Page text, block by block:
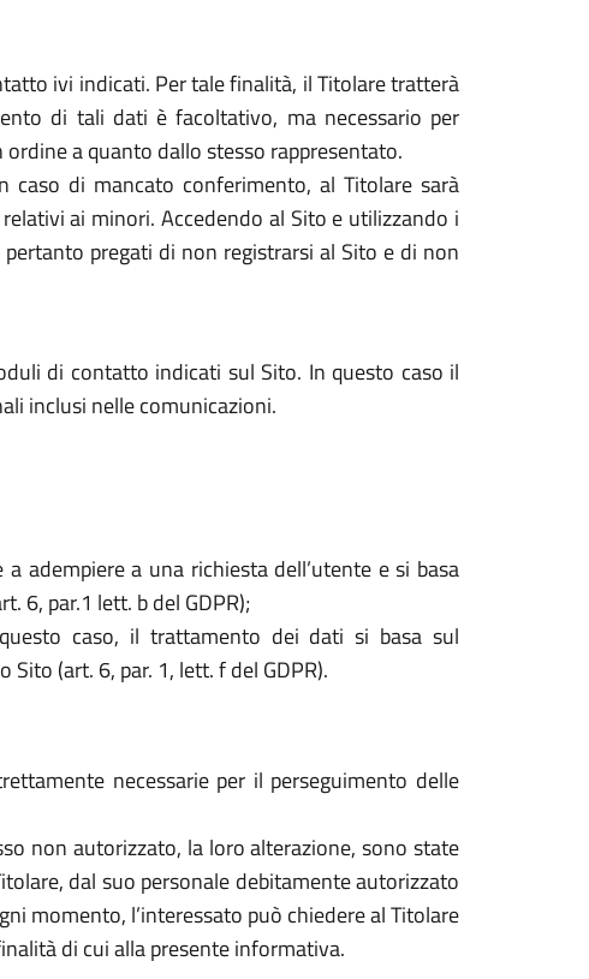
ivi indicati. Per tale finalità, il Titolare tratterà
di tali dati è facoltativo, ma necessario per
a quanto dallo stesso rappresentato.
di mancato conferimento, al Titolare sarà
ai minori. Accedendo al Sito e utilizzando i
pregati di non registrarsi al Sito e di non
di contatto indicati sul Sito. In questo caso il
inclusi nelle comunicazioni.
adempiere a una richiesta dell’utente e si basa
6, par.1 lett. b del GDPR);
caso, il trattamento dei dati si basa sul
(art. 6, par. 1, lett. f del GDPR).
necessarie per il perseguimento delle
non autorizzato, la loro alterazione, sono state
dal suo personale debitamente autorizzato
momento, l’interessato può chiedere al Titolare
di cui alla presente informativa.